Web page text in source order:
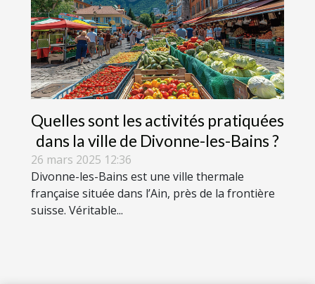
Quelles sont les activités pratiquées
dans la ville de Divonne-les-Bains ?
26 mars 2025 12:36
Divonne-les-Bains est une ville thermale
française située dans l’Ain, près de la frontière
suisse. Véritable...